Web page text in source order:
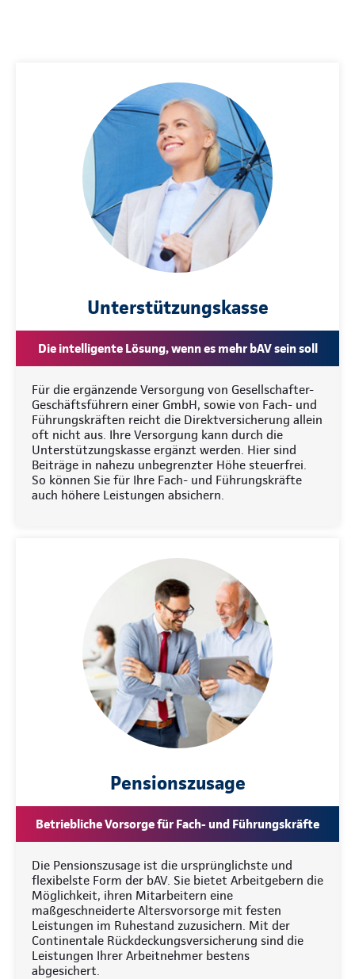
Unterstützungskasse
Die intelligente Lösung, wenn es mehr bAV sein soll
Für die ergänzende Versorgung von Gesellschafter-
Geschäftsführern einer GmbH, sowie von Fach- und
Führungskräften reicht die Direktversicherung allein
oft nicht aus. Ihre Versorgung kann durch die
Unterstützungskasse ergänzt werden. Hier sind
Beiträge in nahezu unbegrenzter Höhe steuerfrei.
So können Sie für Ihre Fach- und Führungskräfte
auch höhere Leistungen absichern.
Pensionszusage
Betriebliche Vorsorge für Fach- und Führungskräfte
Die Pensionszusage ist die ursprünglichste und
flexibelste Form der bAV. Sie bietet Arbeitgebern die
Möglichkeit, ihren Mitarbeitern eine
maßgeschneiderte Altersvorsorge mit festen
Leistungen im Ruhestand zuzusichern. Mit der
Continentale Rückdeckungsversicherung sind die
Leistungen Ihrer Arbeitnehmer bestens
abgesichert.